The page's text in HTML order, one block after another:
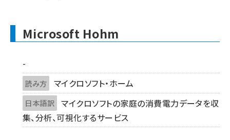
Microsoft Hohm
-
読み方 マイクロソフト・ホーム
日本語訳
マイクロソフトの家庭の消費電力データを収
集、分析、可視化するサービス